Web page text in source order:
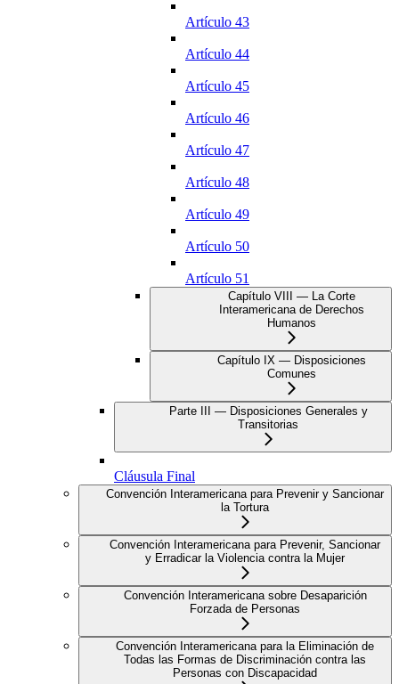
Artículo 43
Artículo 44
Artículo 45
Artículo 46
Artículo 47
Artículo 48
Artículo 49
Artículo 50
Artículo 51
Capítulo VIII — La Corte
Interamericana de Derechos
Humanos
Capítulo IX — Disposiciones
Comunes
Parte III — Disposiciones Generales y
Transitorias
Cláusula Final
Convención Interamericana para Prevenir y Sancionar
la Tortura
Convención Interamericana para Prevenir, Sancionar
y Erradicar la Violencia contra la Mujer
Convención Interamericana sobre Desaparición
Forzada de Personas
Convención Interamericana para la Eliminación de
Todas las Formas de Discriminación contra las
Personas con Discapacidad